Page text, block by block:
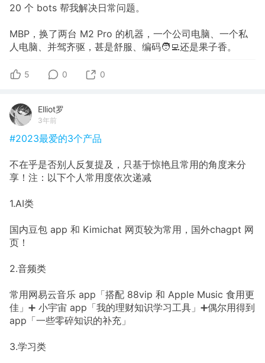
20 个 bots 帮我解决日常问题。
MBP，换了两台 M2 Pro 的机器，一个公司电脑、一个私
人电脑、并驾齐驱，甚是舒服、编码🧑‍💻还是果子香。
5 0 0
Elliot罗
3年前
#2023最爱的3个产品
不在乎是否别人反复提及，只基于惊艳且常用的角度来分
享！注：以下个人常用度依次递减
1.AI类
国内豆包 app 和 Kimichat 网页较为常用，国外chagpt 网
页！
2.音频类
常用网易云音乐 app「搭配 88vip 和 Apple Music 食用更
佳」➕ 小宇宙 app「我的理财知识学习工具」➕偶尔用得到
app「一些零碎知识的补充」
3.学习类